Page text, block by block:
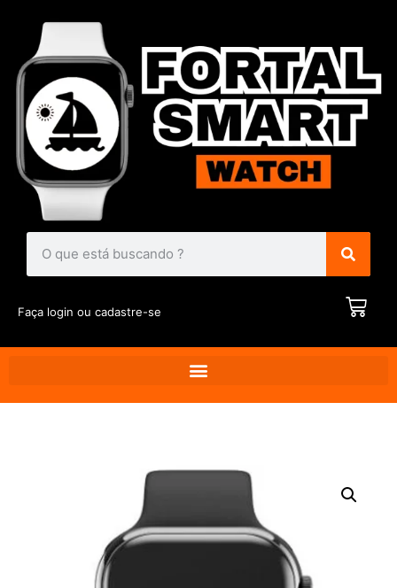
Faça login ou cadastre-se